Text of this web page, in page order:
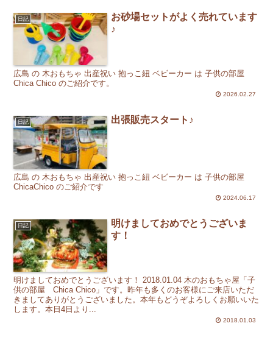
日記
お砂場セットがよく売れています
♪
広島 の 木おもちゃ 出産祝い 抱っこ紐 ベビーカー は 子供の部屋
Chica Chico のご紹介です。
2026.02.27
日記 出張販売スタート♪
広島 の 木おもちゃ 出産祝い 抱っこ紐 ベビーカー は 子供の部屋
ChicaChico のご紹介です
2024.06.17
日記
明けましておめでとうございま
す！
明けましておめでとうございます！ 2018.01.04 木のおもちゃ屋「子
供の部屋 Chica Chico」です。昨年も多くのお客様にご来店いただ
きましてありがとうございました。本年もどうぞよろしくお願いいた
します。本日4日より...
2018.01.03